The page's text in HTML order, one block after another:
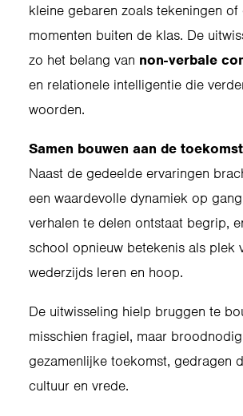
kleine gebaren zoals tekeningen of
momenten buiten de klas. De
zo het belang van non-verbale
en relationele intelligentie die
woorden.
Samen bouwen aan de toekomst
Naast de gedeelde ervaringen
een waardevolle dynamiek op
verhalen te delen ontstaat begrip,
school opnieuw betekenis als plek
wederzijds leren en hoop.
De uitwisseling hielp bruggen te
misschien fragiel, maar
gezamenlijke toekomst, gedragen
cultuur en vrede.